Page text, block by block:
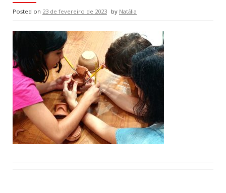
Posted on 23 de fevereiro de 2023 byNatália